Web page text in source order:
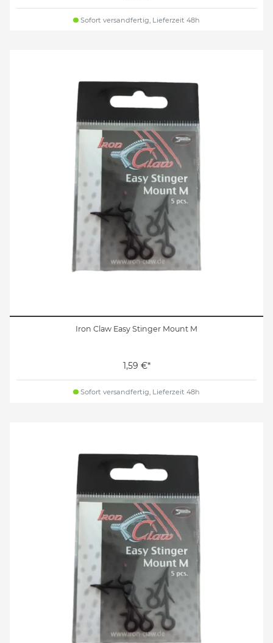
Sofort versandfertig, Lieferzeit 48h
Iron Claw Easy Stinger Mount M
1,59 €*
Sofort versandfertig, Lieferzeit 48h